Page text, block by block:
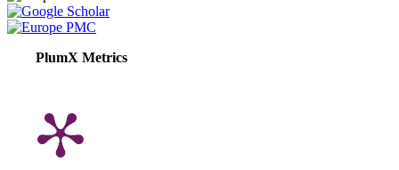
PlumX Metrics